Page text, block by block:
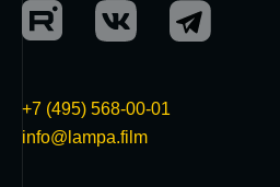
+7 (495) 568-00-01
info@lampa.film